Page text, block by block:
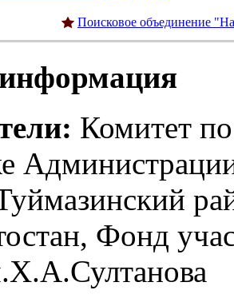
Поисковое объединение
Комитет
Фонд